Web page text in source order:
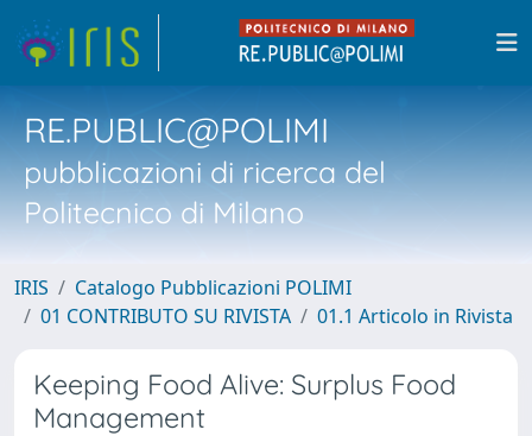
RE.PUBLIC@POLIMI
pubblicazioni di ricerca del
Politecnico di Milano
IRIS
Catalogo Pubblicazioni POLIMI
01 CONTRIBUTO SU RIVISTA
01.1 Articolo in Rivista
Keeping Food Alive: Surplus Food
Management